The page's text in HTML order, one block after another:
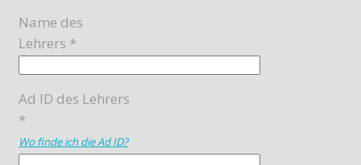
Name des
Lehrers *
Ad ID des Lehrers
*
Wo finde ich die Ad ID?